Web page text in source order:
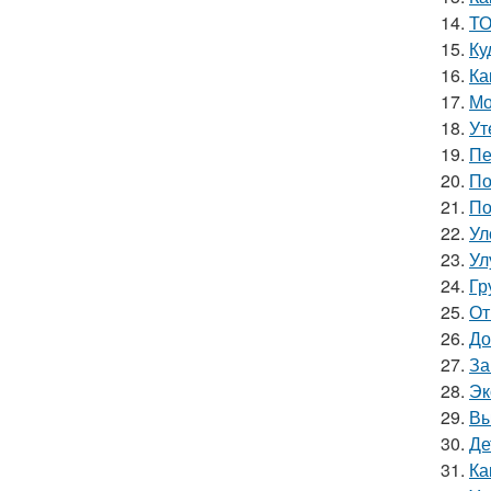
14.
15.
16.
17.
18.
19.
20.
21.
22.
23.
24.
25.
26.
27.
28.
29.
30.
31.